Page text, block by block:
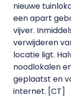
nieuwe
een apart
vijver.
verwijderen
locatie ligt.
noodlokalen
geplaatst en
internet. [CT]